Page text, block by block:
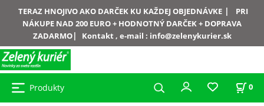
TERAZ HNOJIVO AKO DARČEK KU KAŽDEJ OBJEDNÁVKE|
PRI
NÁKUPE NAD 200 EURO + HODNOTNÝ DARČEK + DOPRAVA
ZADARMO| Kontakt , e-mail : info@zelenykurier.sk
Produkty 0